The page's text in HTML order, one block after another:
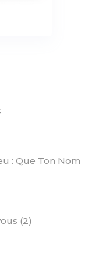
: Que Ton Nom
(2)